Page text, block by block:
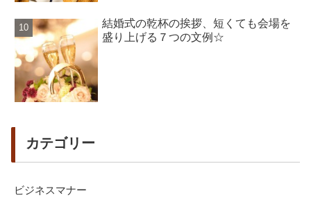
結婚式の乾杯の挨拶、短くても会場を
盛り上げる７つの文例☆
カテゴリー
ビジネスマナー